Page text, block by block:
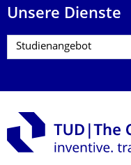
Unsere Dienste